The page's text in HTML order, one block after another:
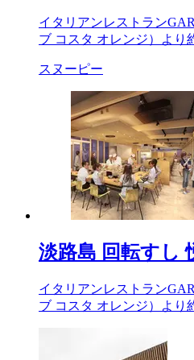
イタリアンレストラン
ブ コスタ オレンジ）より
スヌーピー
淡路島 回転すし
イタリアンレストラン
ブ コスタ オレンジ）より